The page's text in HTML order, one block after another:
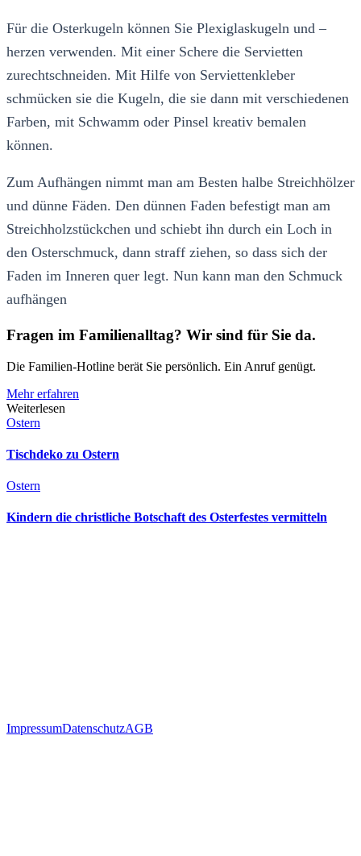
Für die Osterkugeln können Sie Plexiglaskugeln und –
herzen verwenden. Mit einer Schere die Servietten
zurechtschneiden. Mit Hilfe von Serviettenkleber
schmücken sie die Kugeln, die sie dann mit verschiedenen
Farben, mit Schwamm oder Pinsel kreativ bemalen
können.
Zum Aufhängen nimmt man am Besten halbe Streichhölzer
und dünne Fäden. Den dünnen Faden befestigt man am
Streichholzstückchen und schiebt ihn durch ein Loch in
den Osterschmuck, dann straff ziehen, so dass sich der
Faden im Inneren quer legt. Nun kann man den Schmuck
aufhängen
Fragen im Familienalltag? Wir sind für Sie da.
Die Familien-Hotline berät Sie persönlich. Ein Anruf genügt.
Mehr erfahren
Weiterlesen
Ostern
Tischdeko zu Ostern
Ostern
Kindern die christliche Botschaft des Osterfestes vermitteln
ImpressumDatenschutzAGB